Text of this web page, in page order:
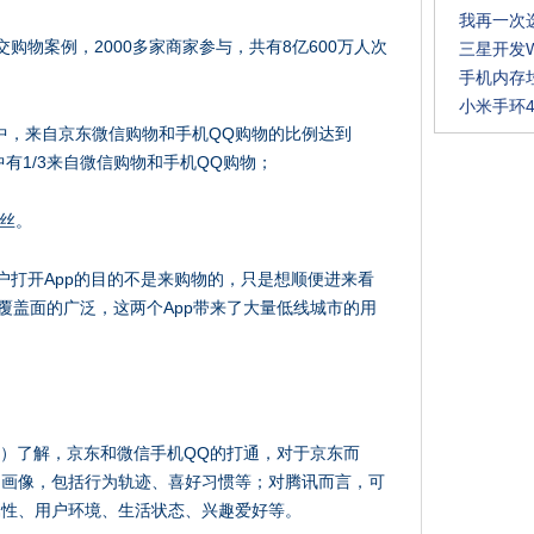
物案例，2000多家商家参与，共有8亿600万人次
来自京东微信购物和手机QQ购物的比例达到
1/3来自微信购物和手机QQ购物；
。
打开App的目的不是来购物的，只是想顺便进来看
盖面的广泛，这两个App带来了大量低线城市的用
了解，京东和微信手机QQ的打通，对于京东而
像，包括行为轨迹、喜好习惯等；对腾讯而言，可
、用户环境、生活状态、兴趣爱好等。
我再一次
三星开发
手机内存
小米手环